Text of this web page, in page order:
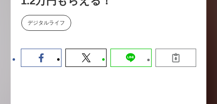
ャリアが求められるのか
デジタルライフ